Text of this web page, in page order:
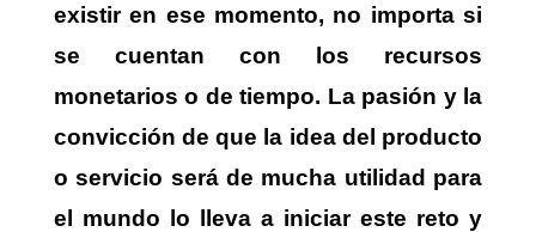
existir en ese momento, no importa si
se cuentan con los recursos
monetarios o de tiempo. La pasión y la
convicción de que la idea del producto
o servicio será de mucha utilidad para
el mundo lo lleva a iniciar este reto y